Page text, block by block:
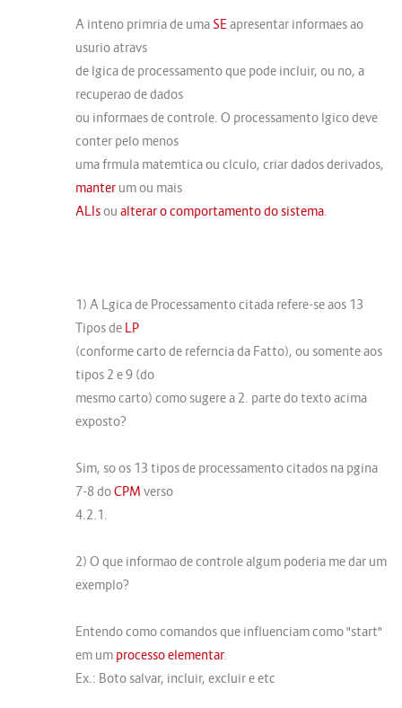
A inteno primria de uma SEapresentar informaes ao
usurio atravs
de lgica de processamento que pode incluir, ou no, a
recuperao de dados
ou informaes de controle. O processamento lgico deve
conter pelo menos
uma frmula matemtica ou clculo, criar dados derivados,
manter um ou mais
ALIsou alterar o comportamento do sistema.
1) A Lgica de Processamento citada refere-se aos 13
Tipos de LP
(conforme carto de referncia da Fatto), ou somente aos
tipos 2 e 9 (do
mesmo carto) como sugere a 2. parte do texto acima
exposto?
Sim, so os 13 tipos de processamento citados na pgina
7-8 doCPM verso
4.2.1.
2) O que informao de controle algum poderia me dar um
exemplo?
Entendo como comandos que influenciam como "start"
em um processo elementar.
Ex.: Boto salvar, incluir, excluir e etc